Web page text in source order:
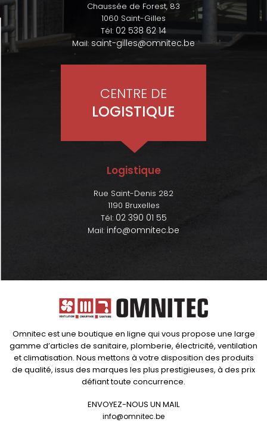
Chaussée de Forest, 83
1060 Saint-Gilles
Tél: 02 538 62 14
Mail: saint-gilles@omnitec.be
CENTRE DE
LOGISTIQUE
Logistique
Rue Saint-Denis 282
1190 Bruxelles
Tél: 02 390 01 55
Mail: info@omnitec.be
Omnitec est une boutique en ligne qui vous propose une large
gamme d’articles de sanitaire, plomberie, électricité, ventilation
et climatisation. Nous mettons à votre disposition des produits
de qualité, issus des marques les plus prestigieuses, à des prix
défiant toute concurrence.
ENVOYEZ-NOUS UN MAIL
info@omnitec.be